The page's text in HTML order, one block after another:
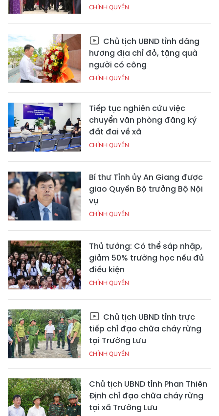
CHÍNH QUYỀN
Chủ tịch UBND tỉnh dâng
hương địa chỉ đỏ, tặng quà
người có công
CHÍNH QUYỀN
Tiếp tục nghiên cứu việc
chuyển văn phòng đăng ký
đất đai về xã
CHÍNH QUYỀN
Bí thư Tỉnh ủy An Giang được
giao Quyền Bộ trưởng Bộ Nội
vụ
CHÍNH QUYỀN
Thủ tướng: Có thể sáp nhập,
giảm 50% trường học nếu đủ
điều kiện
CHÍNH QUYỀN
Chủ tịch UBND tỉnh trực
tiếp chỉ đạo chữa cháy rừng
tại Trường Lưu
CHÍNH QUYỀN
Chủ tịch UBND tỉnh Phan Thiên
Định chỉ đạo chữa cháy rừng
tại xã Trường Lưu